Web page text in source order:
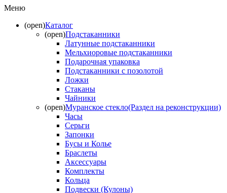
Меню
(open)Каталог
(open)Подстаканники
Латунные подстаканники
Мельхиоровые подстаканники
Подарочная упаковка
Подстаканники с позолотой
Ложки
Стаканы
Чайники
(open)Муранское стекло(Раздел на реконструкции)
Часы
Серьги
Запонки
Бусы и Колье
Браслеты
Аксессуары
Комплекты
Кольца
Подвески (Кулоны)